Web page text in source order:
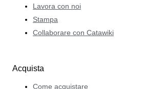
Lavora con noi
Stampa
Collaborare con Catawiki
Acquista
Come acquistare